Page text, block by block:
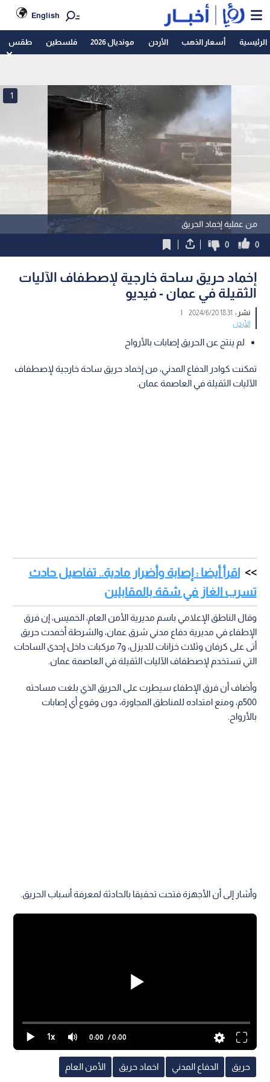
English
الرئيسية أسعار الذهب الأردن مونديال 2026 فلسطين طقس
من عملية إخماد الحريق
1
0
0
إخماد حريق ساحة خارجية لإصطفاف الآليات
الثقيلة في عمان - فيديو
نشر : 18:31 2024/6/20
|
الأردن
لم ينتج عن الحريق إصابات بالأرواح
تمكنت كوادر الدفاع المدني، من إخماد حريق ساحة خارجية لإصطفاف
الآليات الثقيلة في العاصمة عمان.
اقرأ أيضا : إصابة وأضرار مادية.. تفاصيل حادث
تسرب الغاز في شقة بالمقابلين
وقال الناطق الإعلامي باسم مديرية الأمن العام، الخميس، إن فرق
الإطفاء في مديرية دفاع مدني شرق عمان، والشرطة أخمدت حريق
أتى على كرفان وثلاث خزانات للديزل، و7 مركبات داخل إحدى الساحات
التي تستخدم لإصطفاف الآليات الثقيلة في العاصمة عمان.
وأضاف أن فرق الإطفاء سيطرت على الحريق الذي بلغت مساحته
500م، ومنع امتداده للمناطق المجاورة، دون وقوع أي إصابات
بالأرواح.
وأشار إلى أن الأجهزة فتحت تحقيقا بالحادثة لمعرفة أسباب الحريق.
1x 0:00 / 0:00
حريق الدفاع المدني اخماد حريق الأمن العام